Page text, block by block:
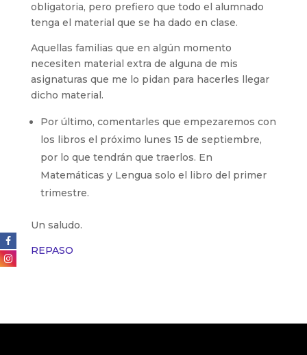
obligatoria, pero prefiero que todo el alumnado
tenga el material que se ha dado en clase.
Aquellas familias que en algún momento
necesiten material extra de alguna de mis
asignaturas que me lo pidan para hacerles llegar
dicho material.
Por último, comentarles que empezaremos con
los libros el próximo lunes 15 de septiembre,
por lo que tendrán que traerlos. En
Matemáticas y Lengua solo el libro del primer
trimestre.
Un saludo.
REPASO